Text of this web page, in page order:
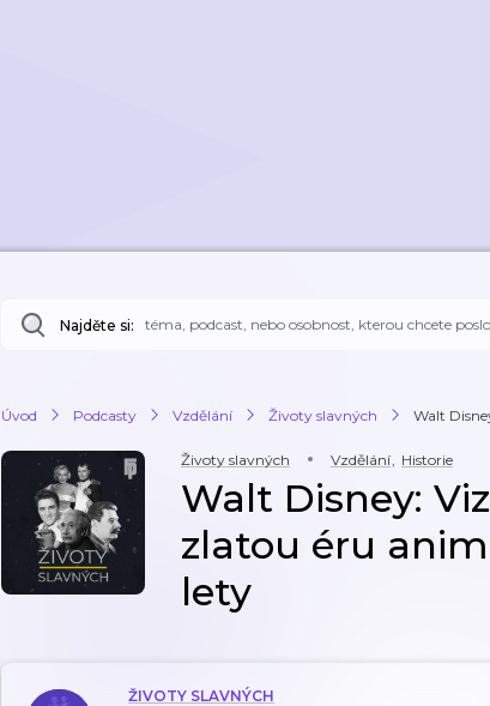
Najděte si:
Úvod Podcasty Vzdělání Životy slavných Walt
Životy slavných Vzdělání, Historie
Walt Disney:
zlatou éru
lety
ŽIVOTY SLAVNÝCH